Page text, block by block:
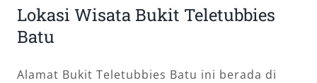
Lokasi Wisata Bukit Teletubbies
Batu
Alamat Bukit Teletubbies Batu ini berada di